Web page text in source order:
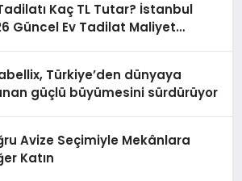
Kaç TL Tutar? İstanbul
Güncel Ev Tadilat Maliyet
Türkiye’den dünyaya
güçlü büyümesini sürdürüyor
Avize Seçimiyle Mekânlara
Katın